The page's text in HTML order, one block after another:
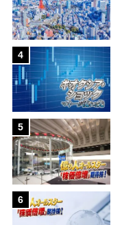
4
5
6